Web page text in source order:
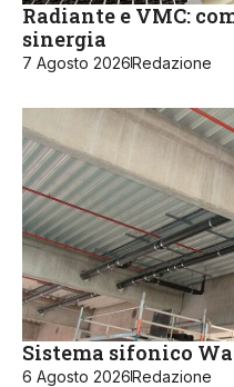
Radiante e VMC:
sinergia
7 Agosto 2026Redazione
Sistema sifonico
6 Agosto 2026Redazione